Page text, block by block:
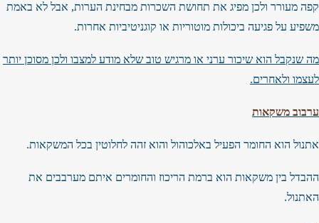
קפה מעורר ולכן מפיג את תחושת השכרות מבחינת הערות, אבל לא באמת
משפיע על פגיעה ביכולות מוטוריות או קוגניטיביות אחרות.
מה שנקבל הוא שיכור ערני או מרגיש טוב שלא מודע למצבו ולכן מסוכן יותר
לעצמו ולאחרים.
ערבוב משקאות
אתנול הוא החומר הפעיל באלכוהול והוא זהה לחלוטין בכל המשקאות.
ההבדל בין משקאות הוא ברמת הריכוז והחומרים איתם מערבבים את
האתנול.